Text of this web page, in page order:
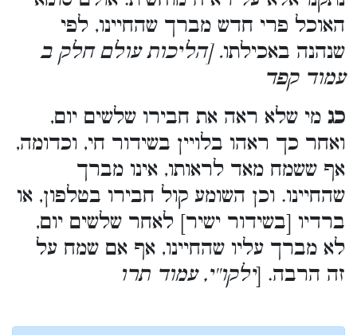
האוכל פרי חדש מברך שהחיינו, לפי
שנהנה באכילתו. [הליכות עולם חלק ב
עמוד קפד
כג מי שלא ראה את חבירו שלשים יום,
ואחר כך ראהו בלויין בשידור חי, וכדומה,
אף ששמח מאד לראותו, אינו מברך
שהחיינו. וכן השומע קול חבירו בטלפון, או
ברדיו [בשידור ישיר] לאחר שלשים יום,
לא מברך עליו שהחיינו, אף אם שמח על
זה הרבה. [ילקו''י, עמוד תרו